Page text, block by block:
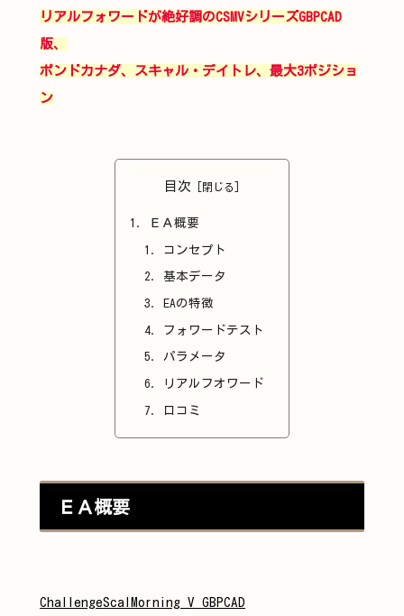
リアルフォワードが絶好調のCSMVシリーズGBPCAD
版、
ポンドカナダ、スキャル・デイトレ、最大3ポジショ
ン
目次
ＥＡ概要
コンセプト
基本データ
EAの特徴
フォワードテスト
パラメータ
リアルフオワード
口コミ
ＥＡ概要
ChallengeScalMorning V GBPCAD